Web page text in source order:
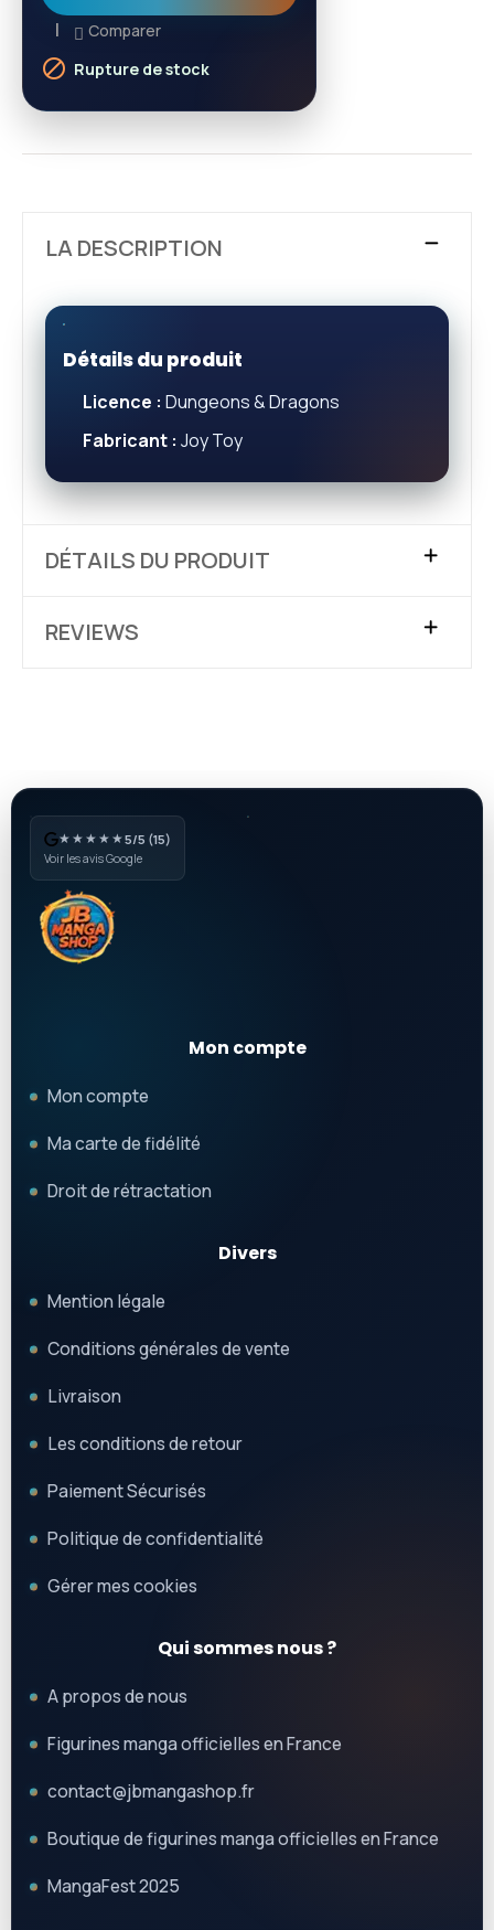
Comparer
 Rupture de stock
LA DESCRIPTION
Détails du produit
Licence : Dungeons & Dragons
Fabricant : Joy Toy
DÉTAILS DU PRODUIT
REVIEWS
★★★★★5/5 (15)
Voir les avis Google
Mon compte
Mon compte
Ma carte de fidélité
Droit de rétractation
Divers
Mention légale
Conditions générales de vente
Livraison
Les conditions de retour
Paiement Sécurisés
Politique de confidentialité
Gérer mes cookies
Qui sommes nous ?
A propos de nous
Figurines manga officielles en France
contact@jbmangashop.fr
Boutique de figurines manga officielles en France
MangaFest 2025